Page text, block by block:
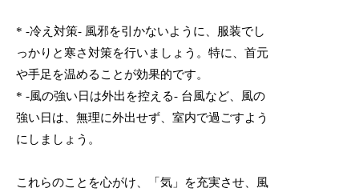
* -冷え対策- 風邪を引かないように、服装でし
っかりと寒さ対策を行いましょう。特に、首元
や手足を温めることが効果的です。
* -風の強い日は外出を控える- 台風など、風の
強い日は、無理に外出せず、室内で過ごすよう
にしましょう。
これらのことを心がけ、「気」を充実させ、風